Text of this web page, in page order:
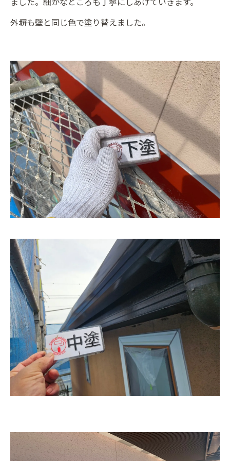
外塀も壁と同じ色で塗り替えました。